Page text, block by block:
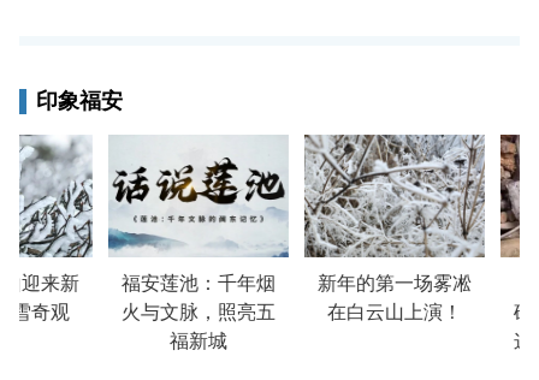
印象福安
迎来新
雪奇观
福安莲池：千年烟
火与文脉，照亮五
福新城
新年的第一场雾凇
在白云山上演！
碓
这